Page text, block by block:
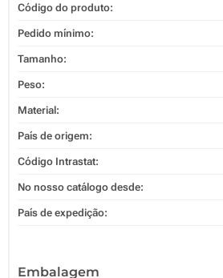
Código do produto:
Pedido mínimo:
Tamanho:
Peso:
Material:
País de origem:
Código Intrastat:
No nosso catálogo desde:
País de expedição:
Embalagem